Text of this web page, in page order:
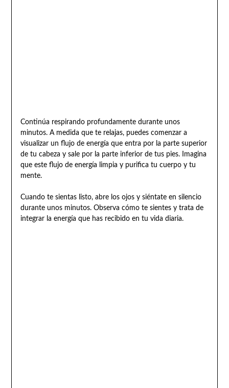
Continúa respirando profundamente durante unos
minutos. A medida que te relajas, puedes comenzar a
visualizar un flujo de energía que entra por la parte superior
de tu cabeza y sale por la parte inferior de tus pies. Imagina
que este flujo de energía limpia y purifica tu cuerpo y tu
mente.
Cuando te sientas listo, abre los ojos y siéntate en silencio
durante unos minutos. Observa cómo te sientes y trata de
integrar la energía que has recibido en tu vida diaria.